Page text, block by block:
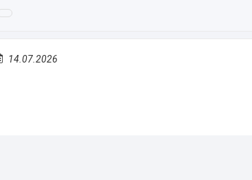
14.07.2026